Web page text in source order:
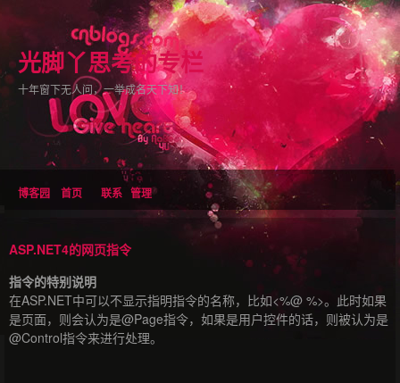
光脚丫思考的专栏
十年窗下无人问，一举成名天下知！
博客园 首页 联系 管理
ASP.NET4的网页指令
指令的特别说明
在ASP.NET中可以不显示指明指令的名称，比如<%@ %>。此时如果
是页面，则会认为是@Page指令，如果是用户控件的话，则被认为是
@Control指令来进行处理。